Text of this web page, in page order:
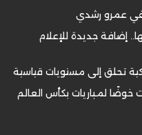
عمرو رشدي
إضافة جديدة للإعلام
تحلق إلى مستويات قياسية
خوضًا لمباريات بكأس العالم